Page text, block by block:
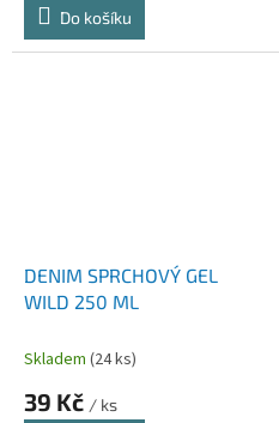
Do košíku
DENIM SPRCHOVÝ GEL
WILD 250 ML
Skladem (24 ks)
39 Kč / ks